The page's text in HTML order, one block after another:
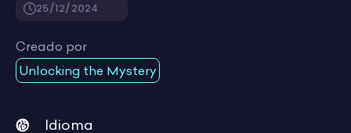
25/12/2024
Creado por
Unlocking the Mystery
Idioma